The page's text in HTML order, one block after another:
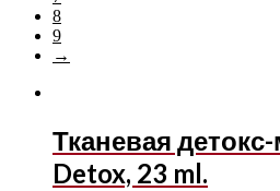
8
9
→
Тканевая
Detox, 23 ml.